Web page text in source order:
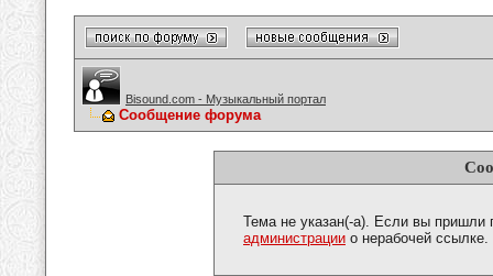
Bisound.com - Музыкальный портал
Сообщение форума
Тема не указан(-а). Если вы пришли
администрации о нерабочей ссылке.